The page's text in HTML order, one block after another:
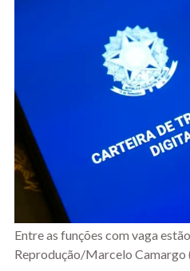
Entre as funções com vaga
Reprodução/Marcelo Camargo